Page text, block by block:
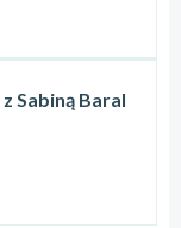
Sabiną Baral